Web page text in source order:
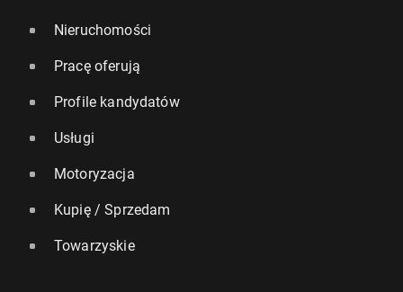
Nieruchomości
Pracę oferują
Profile kandydatów
Usługi
Motoryzacja
Kupię / Sprzedam
Towarzyskie